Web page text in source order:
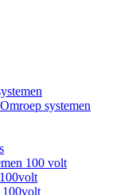
systemen
100 volt
100volt